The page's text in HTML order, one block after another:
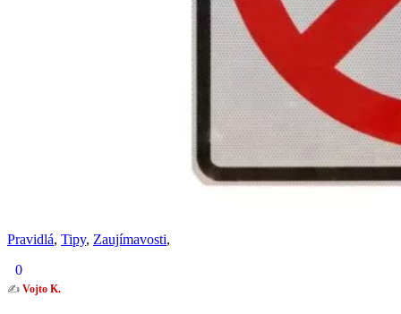
Pravidlá, Tipy, Zaujímavosti,
0
✍️ Vojto K.